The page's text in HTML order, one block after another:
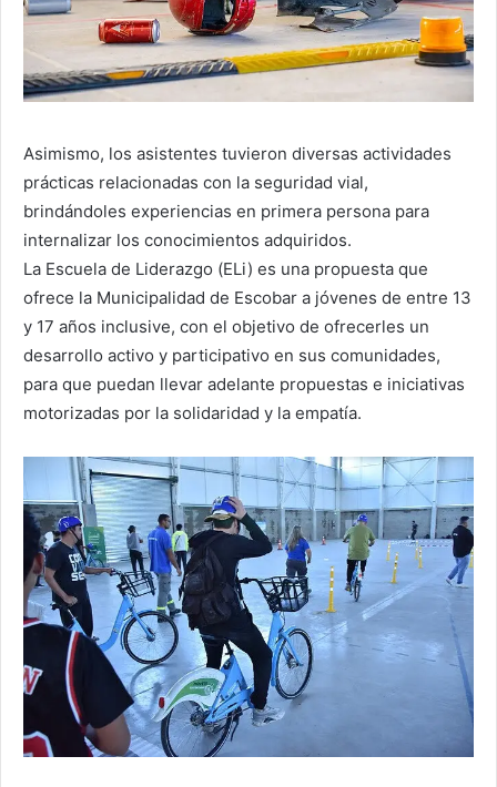
Asimismo, los asistentes tuvieron diversas actividades
prácticas relacionadas con la seguridad vial,
brindándoles experiencias en primera persona para
internalizar los conocimientos adquiridos.
La Escuela de Liderazgo (ELi) es una propuesta que
ofrece la Municipalidad de Escobar a jóvenes de entre 13
y 17 años inclusive, con el objetivo de ofrecerles un
desarrollo activo y participativo en sus comunidades,
para que puedan llevar adelante propuestas e iniciativas
motorizadas por la solidaridad y la empatía.